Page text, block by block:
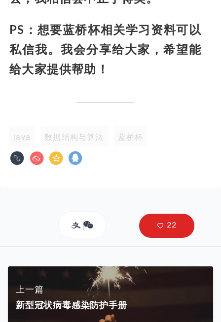
PS ：想要蓝桥杯相关学习资料可以
私信我。我会分享给大家，希望能
给大家提供帮助！
java 数据结构与算法 蓝桥杯
上一篇
新型冠状病毒感染防护手册